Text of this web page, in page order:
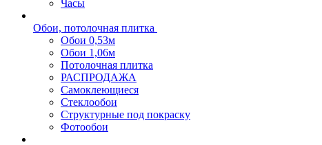
Часы
Обои, потолочная плитка
Обои 0,53м
Обои 1,06м
Потолочная плитка
РАСПРОДАЖА
Самоклеющиеся
Стеклообои
Структурные под покраску
Фотообои